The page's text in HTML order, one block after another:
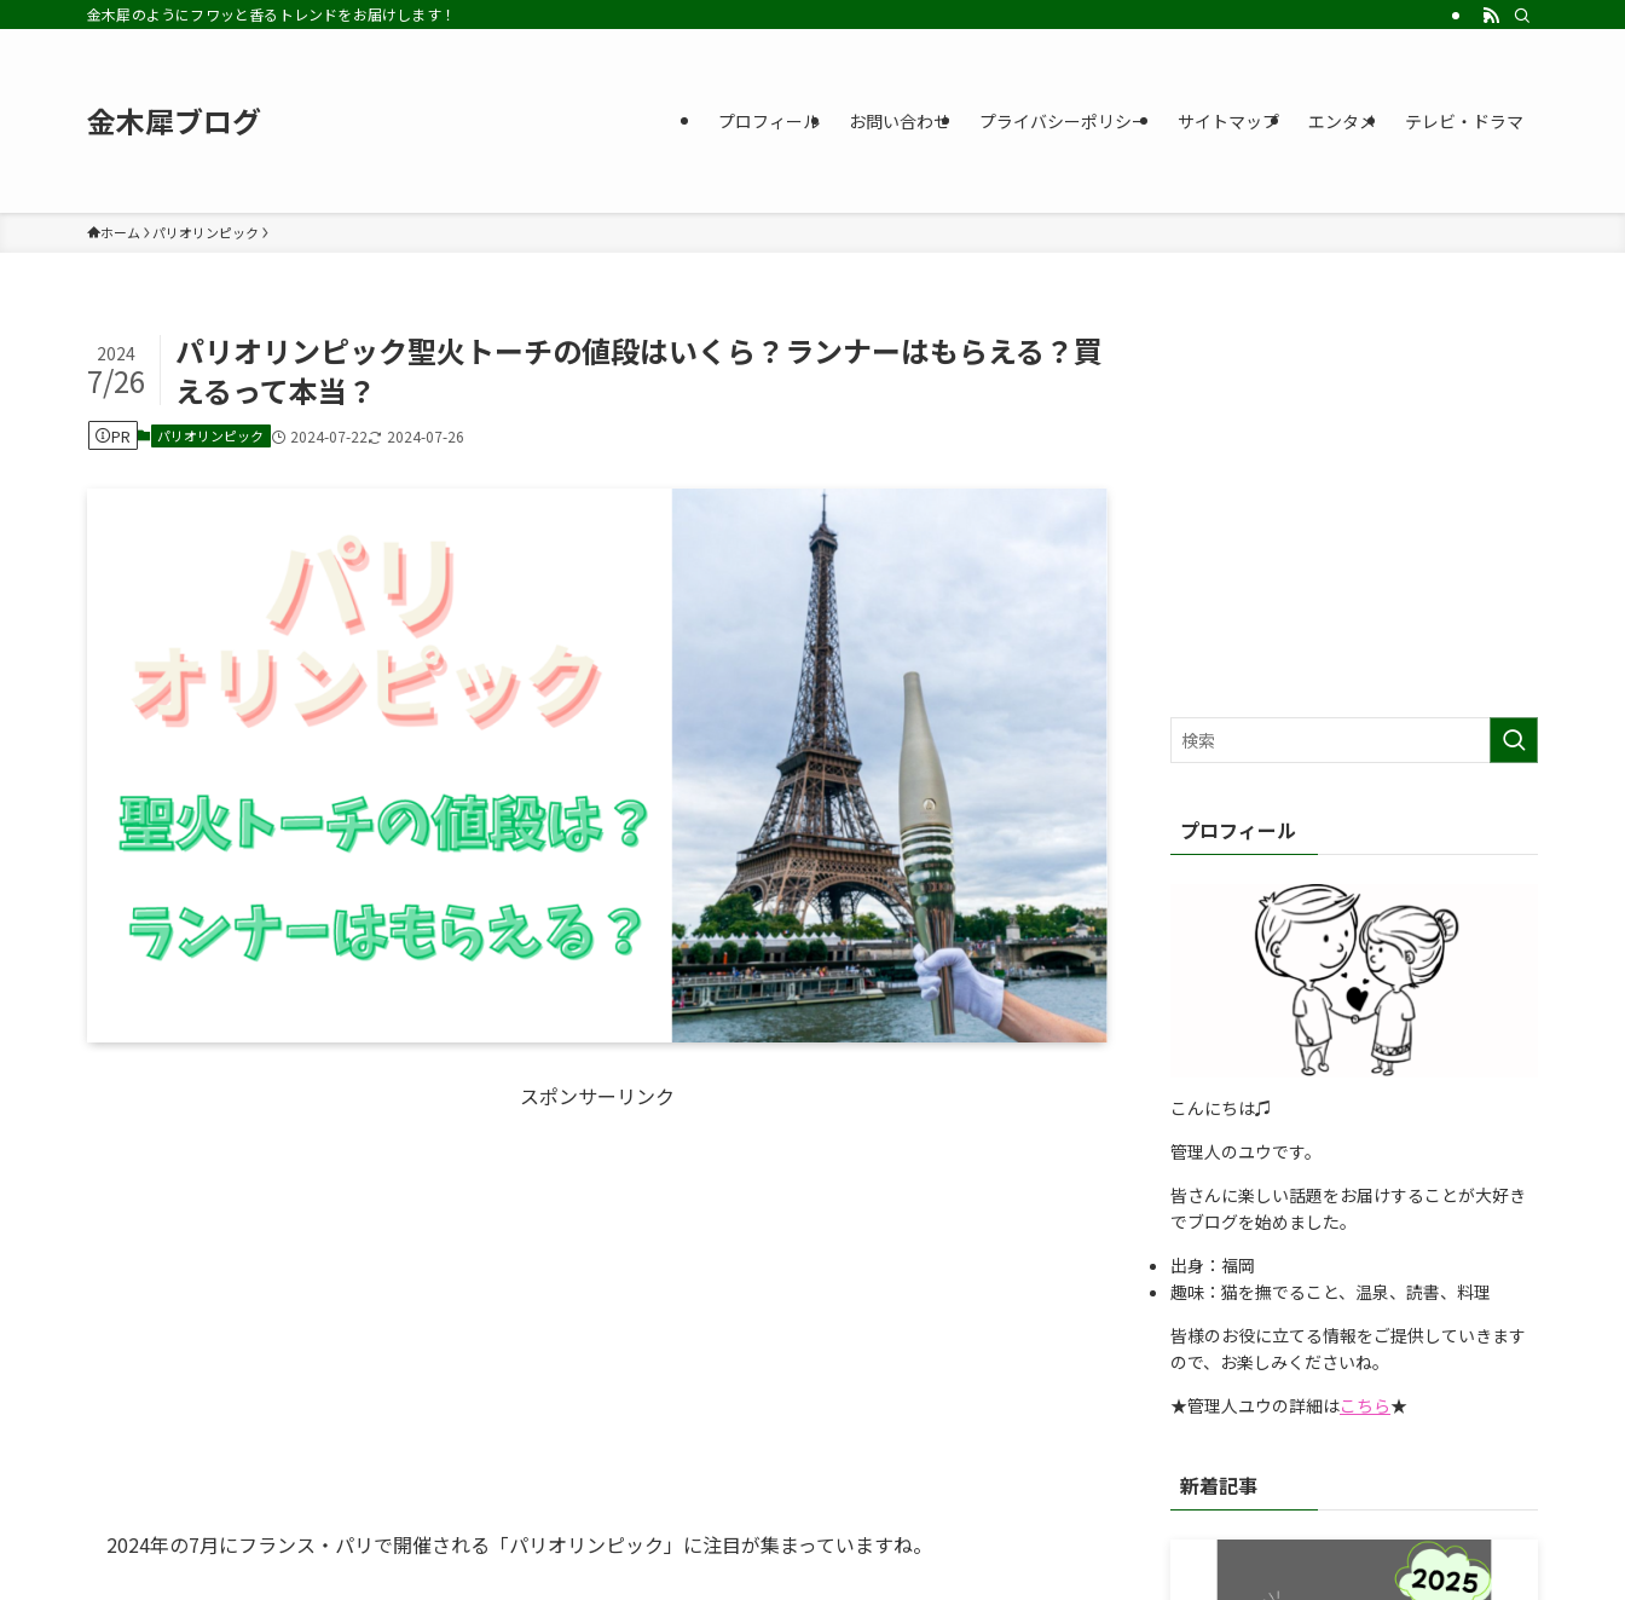
金木犀のようにフワッと香るトレンドをお届けします！
金木犀ブログ プロフィール お問い合わせ プライバシーポリシー サイトマップ エンタメ テレビ・ドラマ
ホーム パリオリンピック
パリオリンピック聖火トーチの値段はいくら？ランナーはもらえる？買
えるって本当？
2024
7/26
PR パリオリンピック 2024-07-22 2024-07-26
スポンサーリンク
2024年の7月にフランス・パリで開催される「パリオリンピック」に注目が集まっていますね。
プロフィール
こんにちは♫
管理人のユウです。
皆さんに楽しい話題をお届けすることが大好き
でブログを始めました。
出身：福岡
趣味：猫を撫でること、温泉、読書、料理
皆様のお役に立てる情報をご提供していきます
ので、お楽しみくださいね。
★管理人ユウの詳細はこちら★
新着記事